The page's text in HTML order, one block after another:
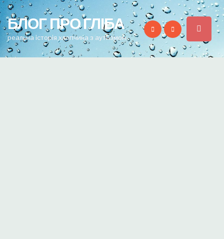
for:
БЛОГ ПРО ГЛІБА
реальна історія хлопчика з аутизмом